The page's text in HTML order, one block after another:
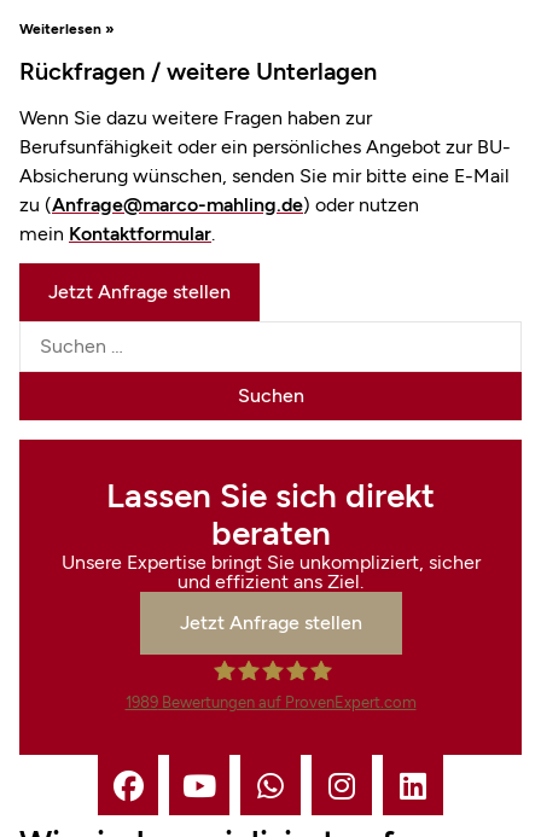
Weiterlesen »
Rückfragen / weitere Unterlagen
Wenn Sie dazu weitere Fragen haben zur
Berufsunfähigkeit oder ein persönliches Angebot zur BU-
Absicherung wünschen, senden Sie mir bitte eine E-Mail
zu (Anfrage@marco-mahling.de) oder nutzen
mein Kontaktformular
Jetzt Anfrage stellen
Lassen Sie sich direkt
beraten
Unsere Expertise bringt Sie unkompliziert, sicher
und effizient ans Ziel.
Jetzt Anfrage stellen
Mahling GmbH &Co.KG
1989Bewertungen auf ProvenExpert.com